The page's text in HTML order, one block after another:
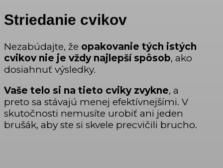
Striedanie cvikov
Nezabúdajte, že opakovanie tých istých
cvikov nie je vždy najlepší spôsob, ako
dosiahnuť výsledky.
Vaše telo si na tieto cviky zvykne, a
preto sa stávajú menej efektívnejšími. V
skutočnosti nemusíte urobiť ani jeden
brušák, aby ste si skvele precvičili brucho.